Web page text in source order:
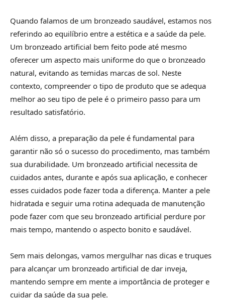
Quando falamos de um bronzeado saudável, estamos nos
referindo ao equilíbrio entre a estética e a saúde da pele.
Um bronzeado artificial bem feito pode até mesmo
oferecer um aspecto mais uniforme do que o bronzeado
natural, evitando as temidas marcas de sol. Neste
contexto, compreender o tipo de produto que se adequa
melhor ao seu tipo de pele é o primeiro passo para um
resultado satisfatório.
Além disso, a preparação da pele é fundamental para
garantir não só o sucesso do procedimento, mas também
sua durabilidade. Um bronzeado artificial necessita de
cuidados antes, durante e após sua aplicação, e conhecer
esses cuidados pode fazer toda a diferença. Manter a pele
hidratada e seguir uma rotina adequada de manutenção
pode fazer com que seu bronzeado artificial perdure por
mais tempo, mantendo o aspecto bonito e saudável.
Sem mais delongas, vamos mergulhar nas dicas e truques
para alcançar um bronzeado artificial de dar inveja,
mantendo sempre em mente a importância de proteger e
cuidar da saúde da sua pele.